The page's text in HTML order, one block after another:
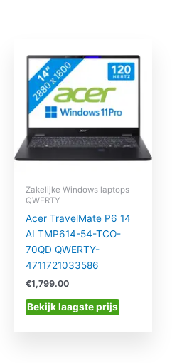
Zakelijke Windows laptops
QWERTY
Acer TravelMate P6 14
AI TMP614-54-TCO-
70QD QWERTY-
4711721033586
€1,799.00
Bekijk laagste prijs